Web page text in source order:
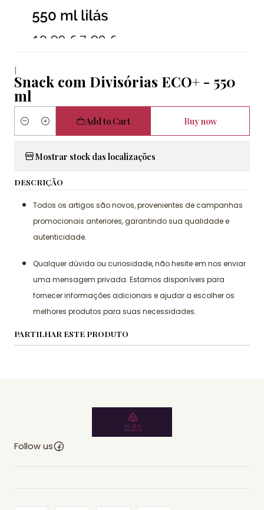
|
Snack com Divisórias ECO+ - 550
ml
Quantity
Add to Cart Buy now
Mostrar stock das localizações
DESCRIÇÃO
Todos os artigos são novos, provenientes de campanhas
promocionais anteriores, garantindo sua qualidade e
autenticidade.
Qualquer dúvida ou curiosidade, não hesite em nos enviar
uma mensagem privada. Estamos disponíveis para
fornecer informações adicionais e ajudar a escolher os
melhores produtos para suas necessidades.
PARTILHAR ESTE PRODUTO
Follow us